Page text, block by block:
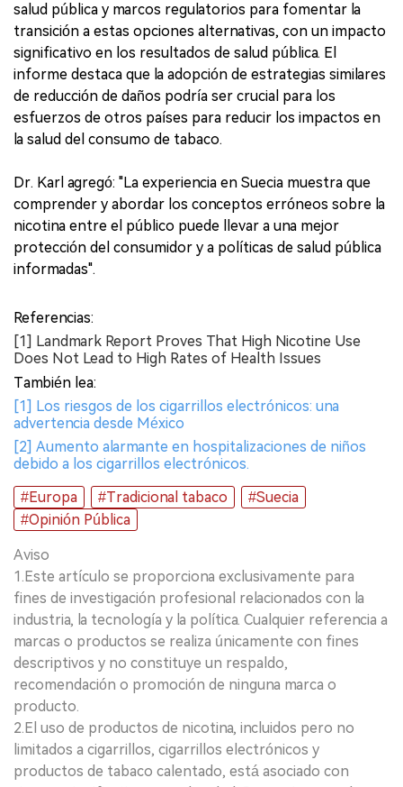
salud pública y marcos regulatorios para fomentar la
transición a estas opciones alternativas, con un impacto
significativo en los resultados de salud pública. El
informe destaca que la adopción de estrategias similares
de reducción de daños podría ser crucial para los
esfuerzos de otros países para reducir los impactos en
la salud del consumo de tabaco.
Dr. Karl agregó: "La experiencia en Suecia muestra que
comprender y abordar los conceptos erróneos sobre la
nicotina entre el público puede llevar a una mejor
protección del consumidor y a políticas de salud pública
informadas".
Referencias:
[1] Landmark Report Proves That High Nicotine Use
Does Not Lead to High Rates of Health Issues
También lea:
[1] Los riesgos de los cigarrillos electrónicos: una
advertencia desde México
[2] Aumento alarmante en hospitalizaciones de niños
debido a los cigarrillos electrónicos.
#Europa
#Tradicional tabaco
#Suecia
#Opinión Pública
Aviso
1.Este artículo se proporciona exclusivamente para
fines de investigación profesional relacionados con la
industria, la tecnología y la política. Cualquier referencia a
marcas o productos se realiza únicamente con fines
descriptivos y no constituye un respaldo,
recomendación o promoción de ninguna marca o
producto.
2.El uso de productos de nicotina, incluidos pero no
limitados a cigarrillos, cigarrillos electrónicos y
productos de tabaco calentado, está asociado con